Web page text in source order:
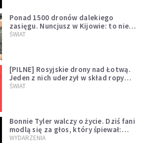
Ponad 1500 dronów dalekiego
zasięgu. Nuncjusz w Kijowie: to nie
wygląda na wolę zakończenia wojny
ŚWIAT
[PILNE] Rosyjskie drony nad Łotwą.
Jeden z nich uderzył w skład ropy
naftowej
ŚWIAT
Bonnie Tyler walczy o życie. Dziś fani
modlą się za głos, który śpiewał:
"Lord, help me"
WYDARZENIA